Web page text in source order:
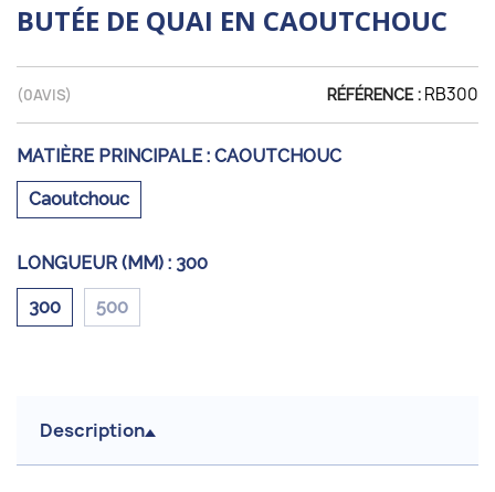
BUTÉE DE QUAI EN CAOUTCHOUC
(0AVIS) RÉFÉRENCE : RB300
MATIÈRE PRINCIPALE : CAOUTCHOUC
Caoutchouc
LONGUEUR (MM) : 300
300 500
Description